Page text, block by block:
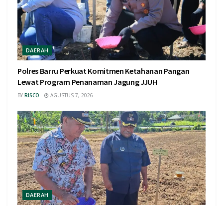
DAERAH
Polres Barru Perkuat Komitmen Ketahanan Pangan
Lewat Program Penanaman Jagung JJUH
BY RISCO AGUSTUS 7, 2026
DAERAH